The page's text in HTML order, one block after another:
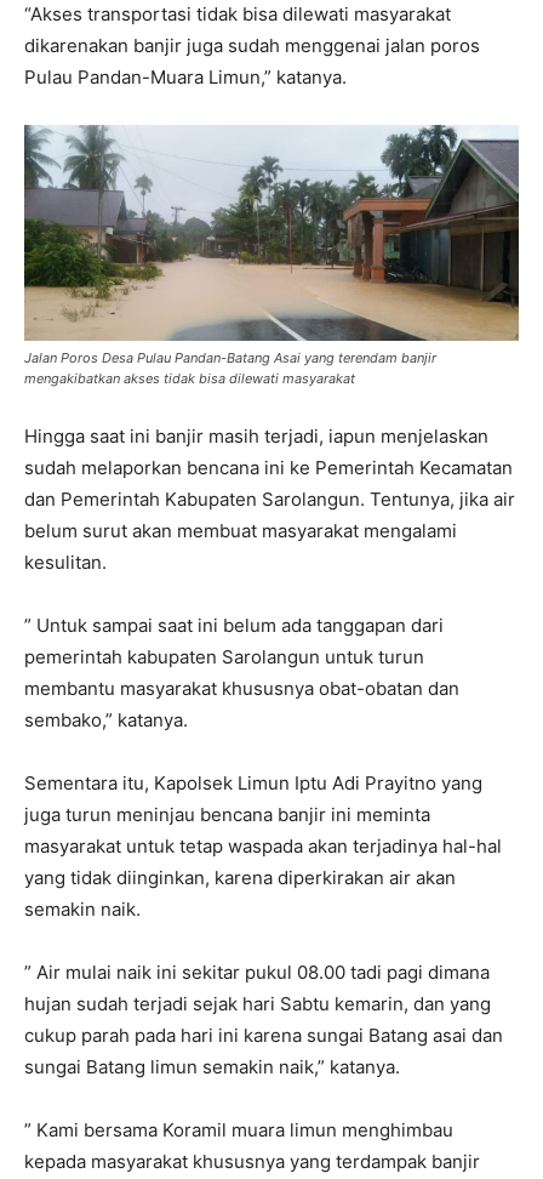
“Akses transportasi tidak bisa dilewati masyarakat
dikarenakan banjir juga sudah menggenai jalan poros
Pulau Pandan-Muara Limun,” katanya.
Jalan Poros Desa Pulau Pandan-Batang Asai yang terendam banjir
mengakibatkan akses tidak bisa dilewati masyarakat
Hingga saat ini banjir masih terjadi, iapun menjelaskan
sudah melaporkan bencana ini ke Pemerintah Kecamatan
dan Pemerintah Kabupaten Sarolangun. Tentunya, jika air
belum surut akan membuat masyarakat mengalami
kesulitan.
” Untuk sampai saat ini belum ada tanggapan dari
pemerintah kabupaten Sarolangun untuk turun
membantu masyarakat khususnya obat-obatan dan
sembako,” katanya.
Sementara itu, Kapolsek Limun Iptu Adi Prayitno yang
juga turun meninjau bencana banjir ini meminta
masyarakat untuk tetap waspada akan terjadinya hal-hal
yang tidak diinginkan, karena diperkirakan air akan
semakin naik.
” Air mulai naik ini sekitar pukul 08.00 tadi pagi dimana
hujan sudah terjadi sejak hari Sabtu kemarin, dan yang
cukup parah pada hari ini karena sungai Batang asai dan
sungai Batang limun semakin naik,” katanya.
” Kami bersama Koramil muara limun menghimbau
kepada masyarakat khususnya yang terdampak banjir